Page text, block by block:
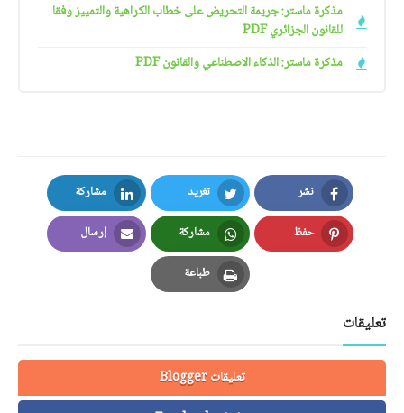
مذكرة ماستر: جريمة التحريض على خطاب الكراهية والتمييز وفقا
للقانون الجزائري PDF
مذكرة ماستر: الذكاء الاصطناعي والقانون PDF
نشر
Facebook
تغريد
Twitter
مشاركة
LinkedIn
حفظ
Pinterest
مشاركة
Whatsapp
إرسال
Email
طباعة
Print
تعليقات
تعليقات Blogger